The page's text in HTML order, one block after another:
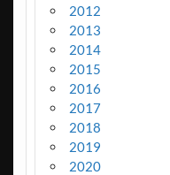
2012
2013
2014
2015
2016
2017
2018
2019
2020